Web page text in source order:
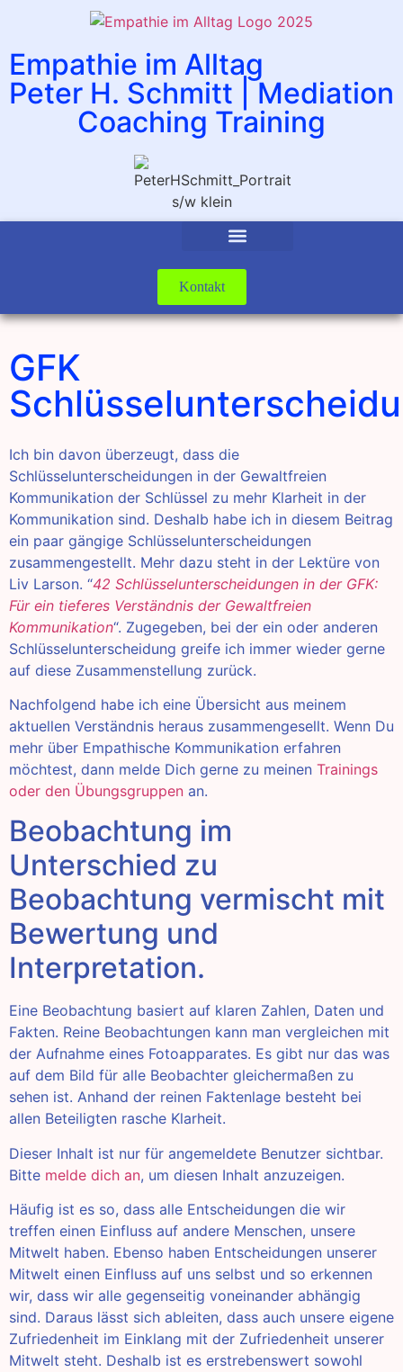
Empathie im Alltag
Peter H. Schmitt | Mediation
Coaching Training
Kontakt
GFK
Ich bin davon überzeugt, dass die
Schlüsselunterscheidungen in der Gewaltfreien
Kommunikation der Schlüssel zu mehr Klarheit in der
Kommunikation sind. Deshalb habe ich in diesem Beitrag
ein paar gängige Schlüsselunterscheidungen
zusammengestellt. Mehr dazu steht in der Lektüre von
Liv Larson. “42 Schlüsselunterscheidungen in der GFK:
Für ein tieferes Verständnis der Gewaltfreien
Kommunikation“. Zugegeben, bei der ein oder anderen
Schlüsselunterscheidung greife ich immer wieder gerne
auf diese Zusammenstellung zurück.
Nachfolgend habe ich eine Übersicht aus meinem
aktuellen Verständnis heraus zusammengesellt. Wenn Du
mehr über Empathische Kommunikation erfahren
möchtest, dann melde Dich gerne zu meinen Trainings
oder den Übungsgruppen an.
Beobachtung im
Unterschied zu
Beobachtung vermischt mit
Bewertung und
Interpretation.
Eine Beobachtung basiert auf klaren Zahlen, Daten und
Fakten. Reine Beobachtungen kann man vergleichen mit
der Aufnahme eines Fotoapparates. Es gibt nur das was
auf dem Bild für alle Beobachter gleichermaßen zu
sehen ist. Anhand der reinen Faktenlage besteht bei
allen Beteiligten rasche Klarheit.
Dieser Inhalt ist nur für angemeldete Benutzer sichtbar.
Bitte melde dich an, um diesen Inhalt anzuzeigen.
Häufig ist es so, dass alle Entscheidungen die wir
treffen einen Einfluss auf andere Menschen, unsere
Mitwelt haben. Ebenso haben Entscheidungen unserer
Mitwelt einen Einfluss auf uns selbst und so erkennen
wir, dass wir alle gegenseitig voneinander abhängig
sind. Daraus lässt sich ableiten, dass auch unsere eigene
Zufriedenheit im Einklang mit der Zufriedenheit unserer
Mitwelt steht. Deshalb ist es erstrebenswert sowohl